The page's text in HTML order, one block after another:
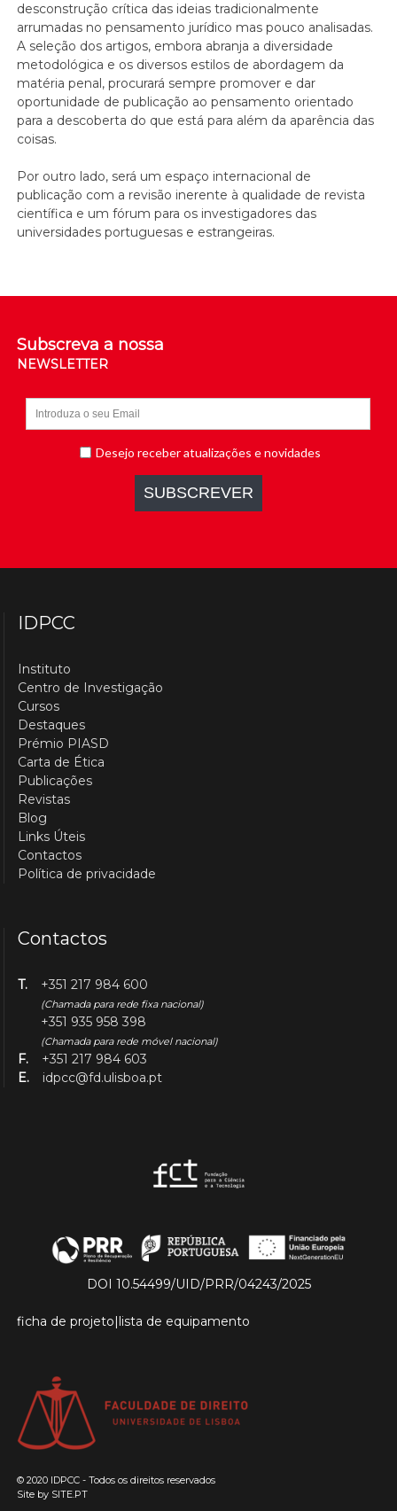
desconstrução crítica das ideias tradicionalmente
arrumadas no pensamento jurídico mas pouco analisadas.
A seleção dos artigos, embora abranja a diversidade
metodológica e os diversos estilos de abordagem da
matéria penal, procurará sempre promover e dar
oportunidade de publicação ao pensamento orientado
para a descoberta do que está para além da aparência das
coisas.
Por outro lado, será um espaço internacional de
publicação com a revisão inerente à qualidade de revista
científica e um fórum para os investigadores das
universidades portuguesas e estrangeiras.
Subscreva a nossa
NEWSLETTER
IDPCC
Instituto
Centro de Investigação
Cursos
Destaques
Prémio PIASD
Carta de Ética
Publicações
Revistas
Blog
Links Úteis
Contactos
Política de privacidade
Contactos
T. +351 217 984 600
(Chamada para rede fixa nacional)
+351 935 958 398
(Chamada para rede móvel nacional)
F.
+351 217 984 603
E.
idpcc@fd.ulisboa.pt
© 2020 IDPCC - Todos os direitos reservados
Site by SITE.PT
DOI 10.54499/UID/PRR/04243/2025
ficha de projeto|lista de equipamento